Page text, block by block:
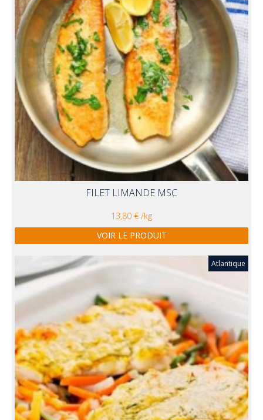
FILET LIMANDE MSC
13,80 € /kg
VOIR LE PRODUIT
Atlantique